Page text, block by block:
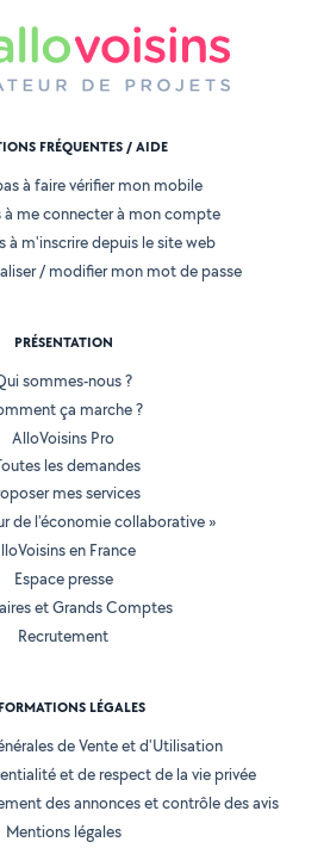
FRÉQUENTES / AIDE
à faire vérifier mon mobile
à me connecter à mon compte
à m'inscrire depuis le site web
/ modifier mon mot de passe
PRÉSENTATION
sommes-nous ?
ça marche ?
AlloVoisins Pro
les demandes
mes services
de l'économie collaborative »
en France
Espace presse
et Grands Comptes
Recrutement
LÉGALES
de Vente et d'Utilisation
et de respect de la vie privée
des annonces et contrôle des avis
Mentions légales